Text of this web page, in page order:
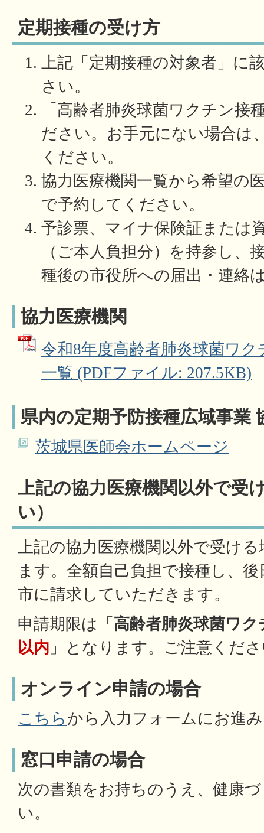
定期接種の受け方
上記「定期接種の対象者」に
さい。
「高齢者肺炎球菌ワクチン接
ださい。お手元にない場合は
ください。
協力医療機関一覧から希望の
で予約してください。
予診票、マイナ保険証または
（ご本人負担分）を持参し
種後の市役所への届出・連絡
協力医療機関
令和8年度高齢者肺炎球菌ワ
一覧 (PDFファイル: 207.5KB)
県内の定期予防接種広域事業
茨城県医師会ホームページ
上記の協力医療機関以外で受
い）
上記の協力医療機関以外で受け
ます。全額自己負担で接種し、
市に請求していただきます。
申請期限は「 高齢者肺炎球菌ワク
以内 」となります。ご注意くだ
オンライン申請の場合
こちら から入力フォームにお進
窓口申請の場合
次の書類をお持ちのうえ、健康
い。